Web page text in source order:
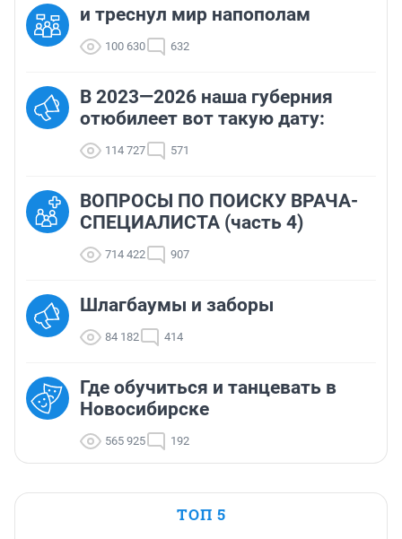
и треснул мир напополам
100 630 632
В 2023—2026 наша губерния
отюбилеет вот такую дату:
114 727 571
ВОПРОСЫ ПО ПОИСКУ ВРАЧА-
СПЕЦИАЛИСТА (часть 4)
714 422 907
Шлагбаумы и заборы
84 182 414
Где обучиться и танцевать в
Новосибирске
565 925 192
ТОП 5